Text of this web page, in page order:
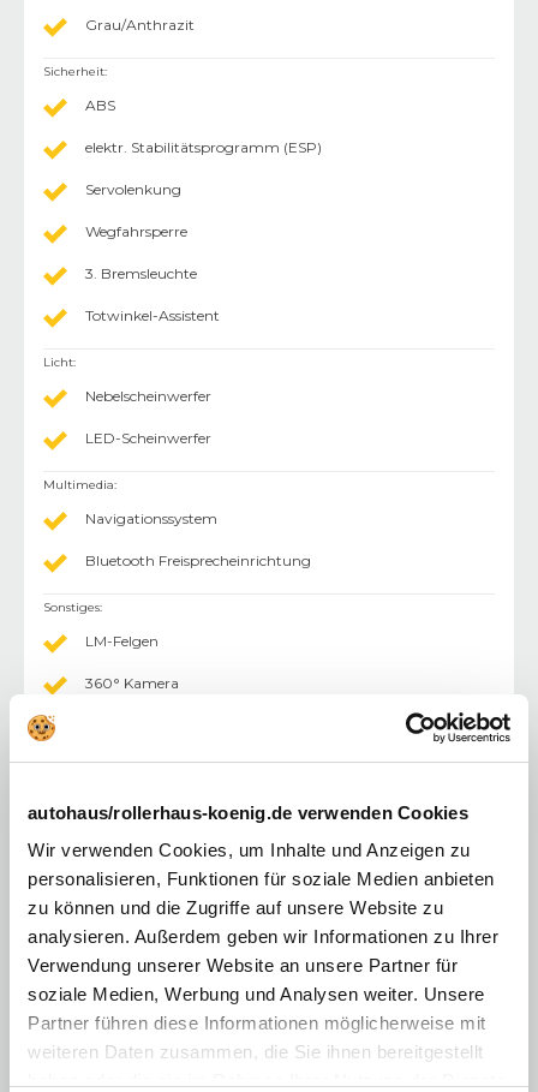
autohaus/rollerhaus-koenig.de verwenden Cookies
Wir verwenden Cookies, um Inhalte und Anzeigen zu
personalisieren, Funktionen für soziale Medien anbieten
zu können und die Zugriffe auf unsere Website zu
analysieren. Außerdem geben wir Informationen zu Ihrer
Verwendung unserer Website an unsere Partner für
soziale Medien, Werbung und Analysen weiter. Unsere
Partner führen diese Informationen möglicherweise mit
weiteren Daten zusammen, die Sie ihnen bereitgestellt
Grau/Anthrazit
Sicherheit:
ABS
elektr. Stabilitätsprogramm (ESP)
Servolenkung
Wegfahrsperre
3. Bremsleuchte
Totwinkel-Assistent
Licht:
Nebelscheinwerfer
LED-Scheinwerfer
Multimedia:
Navigationssystem
Bluetooth Freisprecheinrichtung
Sonstiges:
LM-Felgen
360° Kamera
Komfort
Lederlenkrad
Klimaautomatik 3 Zonen
Induktionsladen für Smartphones
Android Auto
Apple CarPlay
Motorisierung & Leistung
Motor / Bauart:
4-Zylinder
Hubraum:
1598 cm³